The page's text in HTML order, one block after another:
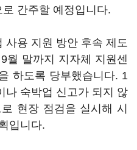
간주할 예정입니다.
사용 지원 방안 후속 제도
월 말까지 지자체 지원센
하도록 당부했습니다. 1
나 숙박업 신고가 되지 않
현장 점검을 실시해 시
입니다.